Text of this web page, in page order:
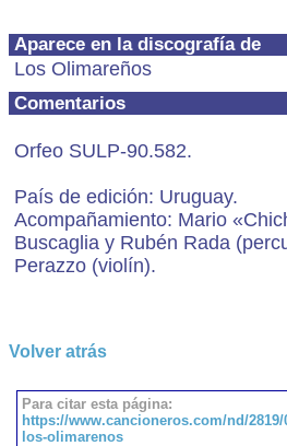
Aparece en la discografía de
Los Olimareños
Comentarios
Orfeo SULP-90.582.
País de edición: Uruguay.
Acompañamiento: Mario
Buscaglia y Rubén Rada
Perazzo (violín).
Volver atrás
Para citar esta página:
https://www.cancioneros.com/nd/
los-olimarenos